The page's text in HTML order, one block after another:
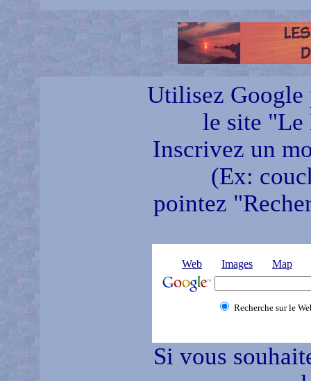
Utilisez Google
le site "Le
Inscrivez un
(Ex:
pointez
Web Images Map
Recherche sur le
Si vous